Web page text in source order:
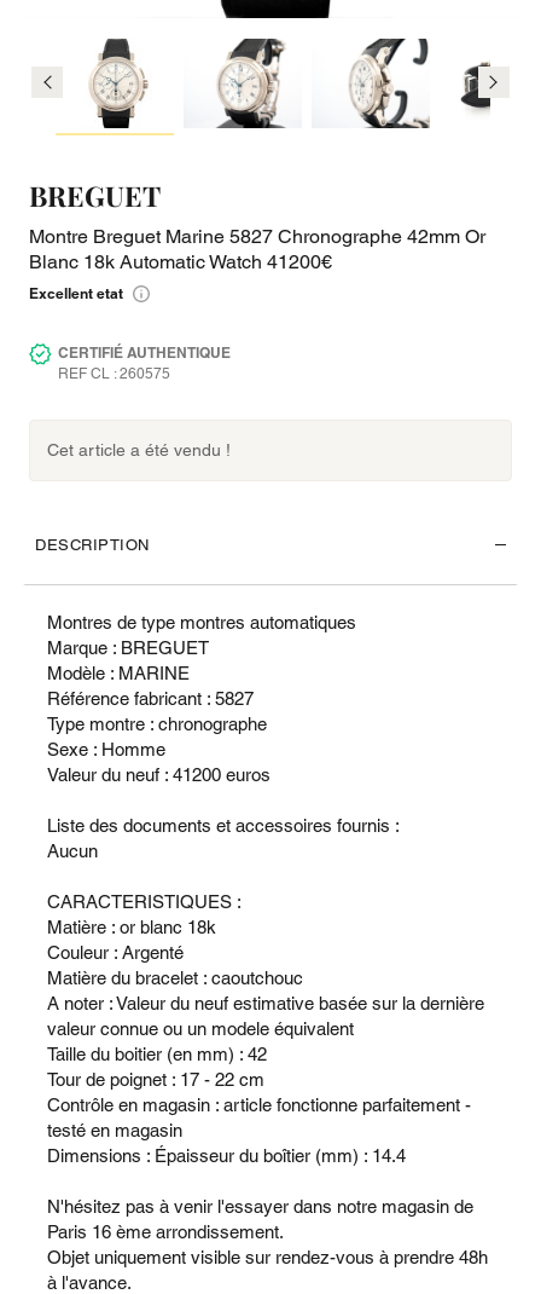
BREGUET
Montre Breguet Marine 5827 Chronographe 42mm Or
Blanc 18k Automatic Watch 41200€
Excellent etat
CERTIFIÉ AUTHENTIQUE
REF CL : 260575
Cet article a été vendu !
DESCRIPTION
Montres de type montres automatiques
Marque : BREGUET
Modèle : MARINE
Référence fabricant : 5827
Type montre : chronographe
Sexe : Homme
Valeur du neuf : 41200 euros
Liste des documents et accessoires fournis :
Aucun
CARACTERISTIQUES :
Matière : or blanc 18k
Couleur : Argenté
Matière du bracelet : caoutchouc
A noter : Valeur du neuf estimative basée sur la dernière
valeur connue ou un modele équivalent
Taille du boitier (en mm) : 42
Tour de poignet : 17 - 22 cm
Contrôle en magasin : article fonctionne parfaitement -
testé en magasin
Dimensions : Épaisseur du boîtier (mm) : 14.4
N'hésitez pas à venir l'essayer dans notre magasin de
Paris 16 ème arrondissement.
Objet uniquement visible sur rendez-vous à prendre 48h
à l'avance.